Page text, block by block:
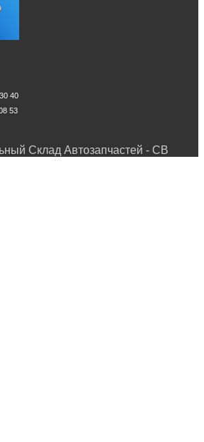
40
53
Склад Автозапчастей - СВ